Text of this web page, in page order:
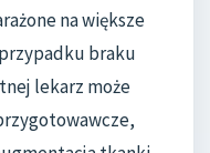
na większe
braku
lekarz może